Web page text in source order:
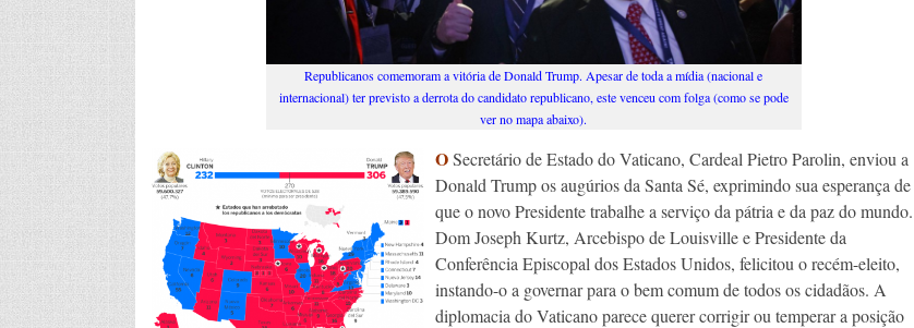
Republicanos comemoram a vitória de Donald Trump. Apesar de toda a mídia (nacional e
internacional) ter previsto a derrota do candidato republicano, este venceu com folga (como se pode
ver no mapa abaixo).
OSecretário de Estado do Vaticano, Cardeal Pietro Parolin, enviou a
Donald Trump os augúrios da Santa Sé, exprimindo sua esperança de
que o novo Presidente trabalhe a serviço da pátria e da paz do mundo.
Dom Joseph Kurtz, Arcebispo de Louisville e Presidente da
Conferência Episcopal dos Estados Unidos, felicitou o recém-eleito,
instando-o a governar para o bem comum de todos os cidadãos. A
diplomacia do Vaticano parece querer corrigir ou temperar a posição